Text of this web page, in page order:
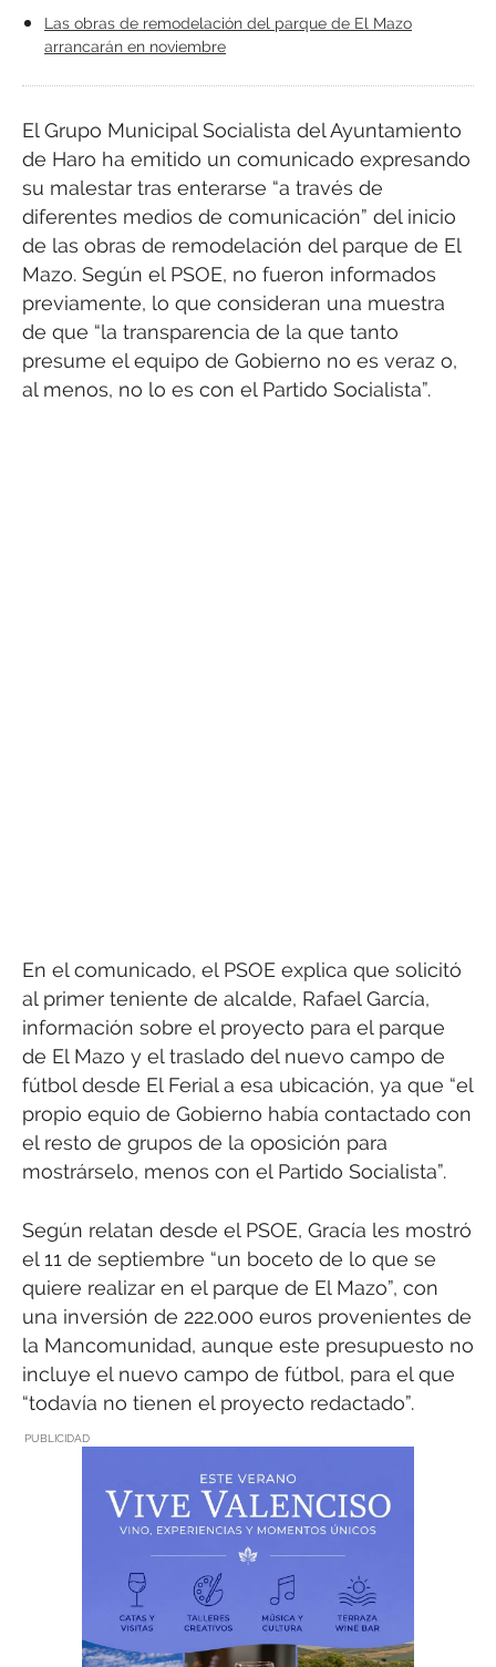
Las obras de remodelación del parque de El Mazo
arrancarán en noviembre
El Grupo Municipal Socialista del Ayuntamiento
de Haro ha emitido un comunicado expresando
su malestar tras enterarse “a través de
diferentes medios de comunicación” del inicio
de las obras de remodelación del parque de El
Mazo. Según el PSOE, no fueron informados
previamente, lo que consideran una muestra
de que “la transparencia de la que tanto
presume el equipo de Gobierno no es veraz o,
al menos, no lo es con el Partido Socialista”.
En el comunicado, el PSOE explica que solicitó
al primer teniente de alcalde, Rafael García,
información sobre el proyecto para el parque
de El Mazo y el traslado del nuevo campo de
fútbol desde El Ferial a esa ubicación, ya que “el
propio equio de Gobierno había contactado con
el resto de grupos de la oposición para
mostrárselo, menos con el Partido Socialista”.
Según relatan desde el PSOE, Gracía les mostró
el 11 de septiembre “un boceto de lo que se
quiere realizar en el parque de El Mazo”, con
una inversión de 222.000 euros provenientes de
la Mancomunidad, aunque este presupuesto no
incluye el nuevo campo de fútbol, para el que
“todavía no tienen el proyecto redactado”.
PUBLICIDAD